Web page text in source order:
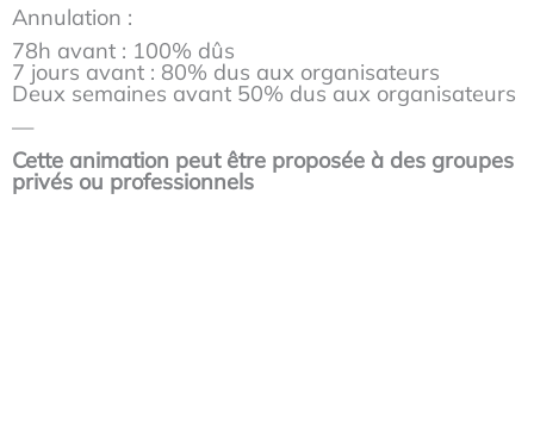
Annulation :
78h avant : 100% dûs
7 jours avant : 80% dus aux organisateurs
Deux semaines avant 50% dus aux organisateurs
—
Cette animation peut être proposée à des groupes
privés ou professionnels